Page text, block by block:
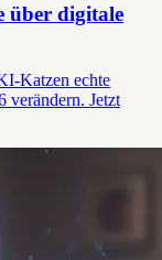
über digitale
Katzen echte
verändern. Jetzt